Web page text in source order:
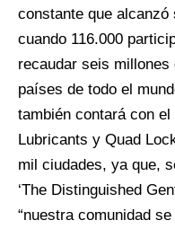
constante que alcanzó
cuando 116.000
recaudar seis millones
países de todo el
también contará con
Lubricants y Quad
mil ciudades, ya que,
‘The Distinguished
“nuestra comunidad